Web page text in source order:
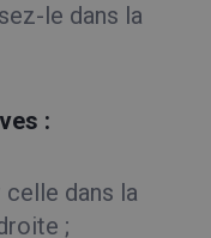
le dans la
:
dans la
;